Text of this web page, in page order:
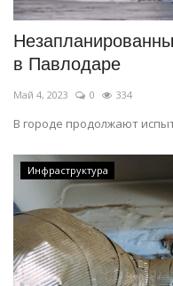
СПОРТ
Чек-лист
РАЗВЛЕЧЕНИЯ
Курултай
Язык
Қазақша Русский
в Павлодаре
Май 4, 2023 0 334
В городе продолжают
Инфраструктура